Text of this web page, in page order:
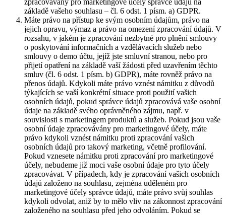
zpracovávány pro marketingové účely správce údajů na
základě vašeho souhlasu – čl. 6 odst. 1 písm. a) GDPR.
Máte právo na přístup ke svým osobním údajům, právo na
jejich opravu, výmaz a právo na omezení zpracování údajů. V
rozsahu, v jakém je zpracování nezbytné pro plnění smlouvy
o poskytování informačních a vzdělávacích služeb nebo
smlouvy o demo účtu, jejíž jste smluvní stranou, nebo pro
přijetí opatření na základě vaší žádosti před uzavřením těchto
smluv (čl. 6 odst. 1 písm. b) GDPR), máte rovněž právo na
přenos údajů. Kdykoli máte právo vznést námitku z důvodů
týkajících se vaší konkrétní situace proti použití vašich
osobních údajů, pokud správce údajů zpracovává vaše osobní
údaje na základě svého oprávněného zájmu, např. v
souvislosti s marketingem produktů a služeb. Pokud jsou vaše
osobní údaje zpracovávány pro marketingové účely, máte
právo kdykoli vznést námitku proti zpracování vašich
osobních údajů pro takový marketing, včetně profilování.
Pokud vznesete námitku proti zpracování pro marketingové
účely, nebudeme již moci vaše osobní údaje pro tyto účely
zpracovávat. V případech, kdy je zpracování vašich osobních
údajů založeno na souhlasu, zejména uděleném pro
marketingové účely správce údajů, máte právo svůj souhlas
kdykoli odvolat, aniž by to mělo vliv na zákonnost zpracování
založeného na souhlasu před jeho odvoláním. Pokud se